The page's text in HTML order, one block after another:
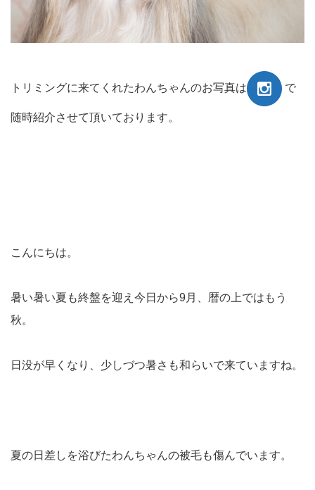
トリミングに来てくれたわんちゃんのお写真は で
随時紹介させて頂いております。
こんにちは。
暑い暑い夏も終盤を迎え今日から9月、暦の上ではもう
秋。
日没が早くなり、少しづつ暑さも和らいで来ていますね。
夏の日差しを浴びたわんちゃんの被毛も傷んでいます。